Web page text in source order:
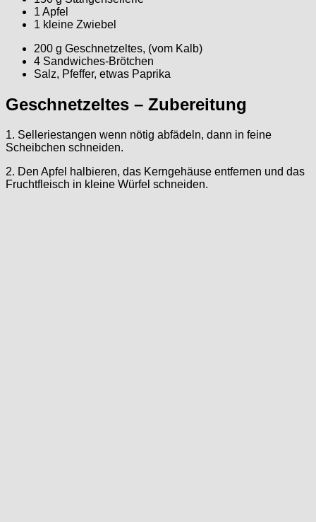
1 Apfel
1 kleine Zwiebel
200 g Geschnetzeltes, (vom Kalb)
4 Sandwiches-Brötchen
Salz, Pfeffer, etwas Paprika
Geschnetzeltes – Zubereitung
1. Selleriestangen wenn nötig abfädeln, dann in feine
Scheibchen schneiden.
2. Den Apfel halbieren, das Kerngehäuse entfernen und das
Fruchtfleisch in kleine Würfel schneiden.